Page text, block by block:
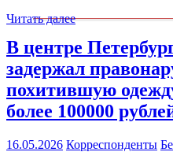
Читать далее
В центре
задержал
похитившую
более 100000
16.05.2026 Корреспонденты